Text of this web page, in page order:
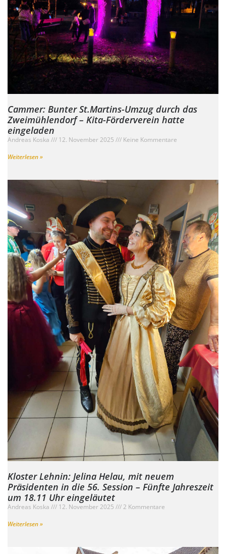
Cammer: Bunter St.Martins-Umzug durch das
Zweimühlendorf – Kita-Förderverein hatte
eingeladen
Andreas Koska 12. November 2025
Keine Kommentare
Weiterlesen »
Kloster Lehnin: Jelina Helau, mit neuem
Präsidenten in die 56. Session – Fünfte Jahreszeit
um 18.11 Uhr eingeläutet
Andreas Koska 12. November 2025
2 Kommentare
Weiterlesen »